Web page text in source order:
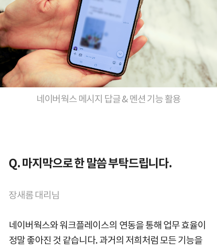
네이버웍스 메시지 답글 & 멘션 기능 활용
Q. 마지막으로 한 말씀 부탁드립니다.
장새롬 대리님
네이버웍스와 워크플레이스의 연동을 통해 업무 효율이
정말 좋아진 것 같습니다. 과거의 저희처럼 모든 기능을